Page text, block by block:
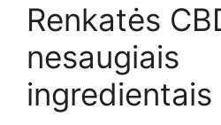
Renkatės
nesaugiais
ingredientais